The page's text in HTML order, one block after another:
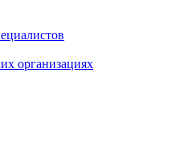
организациях